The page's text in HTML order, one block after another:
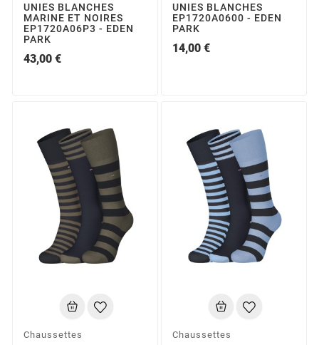
UNIES BLANCHES
MARINE ET NOIRES
EP1720A06P3 - EDEN
PARK
43,00 €
UNIES BLANCHES
EP1720A0600 - EDEN
PARK
14,00 €
Chaussettes Chaussettes